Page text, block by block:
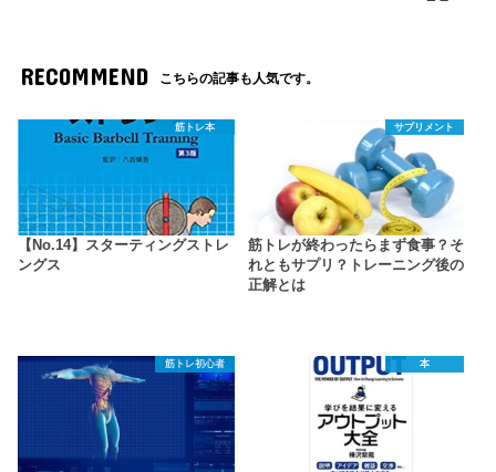
RECOMMEND こちらの記事も人気です。
筋トレ本
【No.14】スターティングストレ
ングス
サプリメント
筋トレが終わったらまず食事？そ
れともサプリ？トレーニング後の
正解とは
筋トレ初心者 本